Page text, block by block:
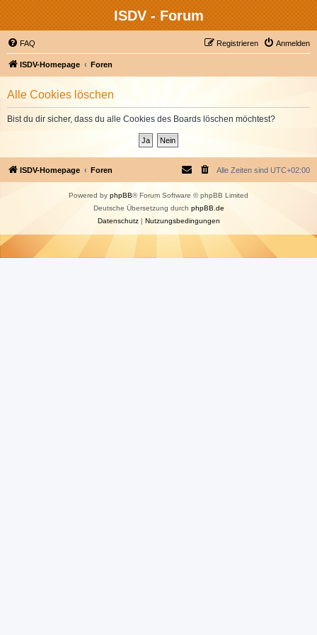
ISDV - Forum
FAQ Anmelden
Registrieren
ISDV-Homepage Foren
Alle Cookies löschen
Bist du dir sicher, dass du alle Cookies des Boards löschen möchtest?
ISDV-Homepage Foren Alle Zeiten sind UTC+02:00
Powered by phpBB® Forum Software © phpBB Limited
Deutsche Übersetzung durch phpBB.de
Datenschutz| Nutzungsbedingungen